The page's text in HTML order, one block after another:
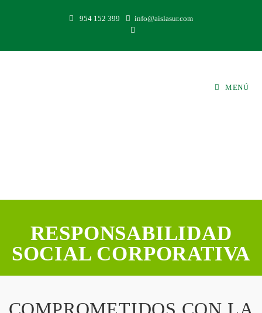
954 152 399 info@aislasur.com
MENÚ
RESPONSABILIDAD
SOCIAL CORPORATIVA